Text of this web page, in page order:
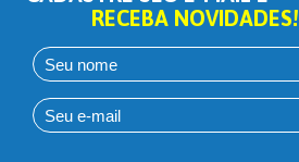
RECEBA NOVIDADES!